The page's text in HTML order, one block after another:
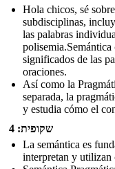
Hola chicos, sé
subdisciplinas,
las palabras
significados de las
oraciones.
Así como la
separada, la
y estudia cómo el
שקופית: 4
La semántica es
interpretan y utilizan